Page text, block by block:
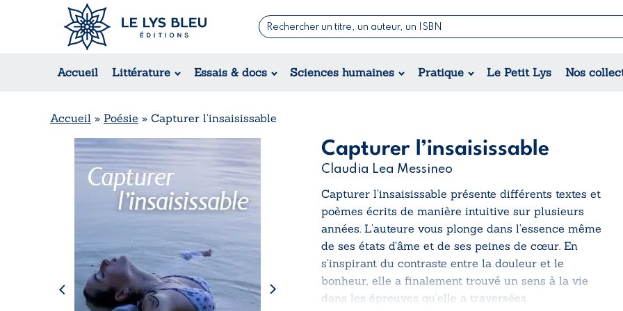
Accueil Littérature Essais & docs Sciences humaines Pratique Le Petit Lys Nos
Romans
Suspense / Thriller / Policier
Romance
Jeunesse
Théâtre
Accueil » Poésie » Capturer l’insaisissable
Capturer l’insaisissable
Claudia Lea Messineo
Capturer l’insaisissable présente différents textes et
poèmes écrits de manière intuitive sur plusieurs
années. L’auteure vous plonge dans l’essence même
de ses états d’âme et de ses peines de cœur. En
s’inspirant du contraste entre la douleur et le
bonheur, elle a finalement trouvé un sens à la vie
dans les épreuves qu’elle a traversées.